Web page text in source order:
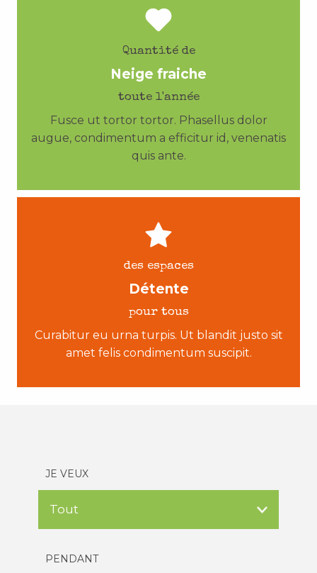
Quantité de
Neige fraiche
toute l'année
Fusce ut tortor tortor. Phasellus dolor
augue, condimentum a efficitur id, venenatis
quis ante.
des espaces
Détente
pour tous
Curabitur eu urna turpis. Ut blandit justo sit
amet felis condimentum suscipit.
JE VEUX
PENDANT